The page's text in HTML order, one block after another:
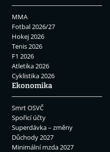
MMA
Fotbal 2026/27
Hokej 2026
Tenis 2026
F1 2026
Atletika 2026
Cyklistika 2026
Ekonomika
Smrt OSVČ
Spořicí účty
Superdávka – změny
Důchody 2027
Minimální mzda 2027